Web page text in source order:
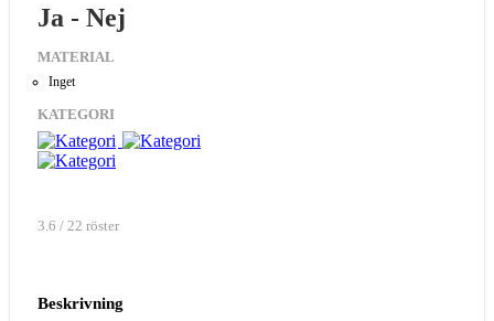
Ja - Nej
MATERIAL
Inget
KATEGORI
3.6 / 22 röster
Beskrivning